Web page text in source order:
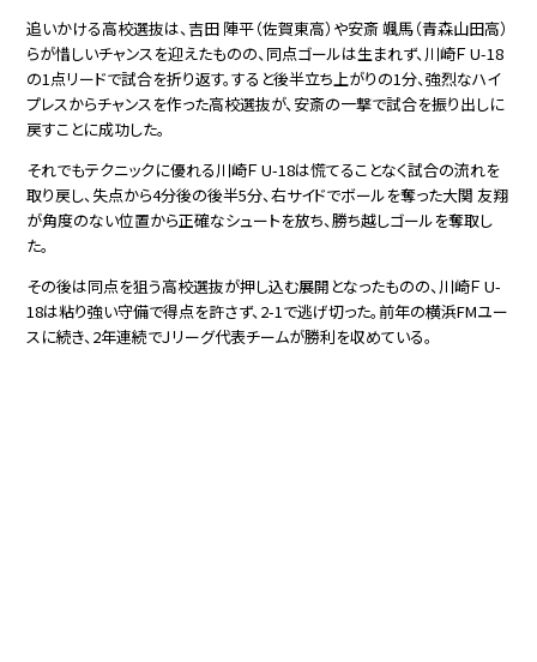
追いかける高校選抜は、吉田 陣平（佐賀東高）や安斎 颯馬（青森山田高）
らが惜しいチャンスを迎えたものの、同点ゴールは生まれず、川崎Ｆ U-18
の1点リードで試合を折り返す。すると後半立ち上がりの1分、強烈なハイ
プレスからチャンスを作った高校選抜が、安斎の一撃で試合を振り出しに
戻すことに成功した。
それでもテクニックに優れる川崎Ｆ U-18は慌てることなく試合の流れを
取り戻し、失点から4分後の後半5分、右サイドでボールを奪った大関 友翔
が角度のない位置から正確なシュートを放ち、勝ち越しゴールを奪取し
た。
その後は同点を狙う高校選抜が押し込む展開となったものの、川崎Ｆ U-
18は粘り強い守備で得点を許さず、2-1で逃げ切った。前年の横浜FMユー
スに続き、2年連続でＪリーグ代表チームが勝利を収めている。